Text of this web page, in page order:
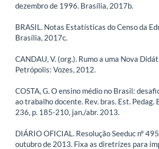
dezembro de 1996. Brasília, 2017b.
BRASIL. Notas Estatísticas do Censo da
Brasília, 2017c.
CANDAU, V. (org.). Rumo a uma Nova
Petrópolis: Vozes, 2012.
COSTA, G. O ensino médio no Brasil:
ao trabalho docente. Rev. bras. Est. Pedag.
236, p. 185-210, jan./abr. 2013.
DIÁRIO OFICIAL. Resolução Seeduc nº
outubro de 2013. Fixa as diretrizes para